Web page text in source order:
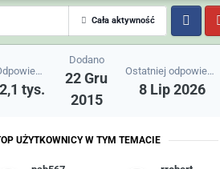
Cała aktywność
Odpowiedzi
2,1 tys.
Dodano
22 Gru
2015
Ostatniej odpowiedzi
8 Lip 2026
UŻYTKOWNICY W TYM TEMACIE